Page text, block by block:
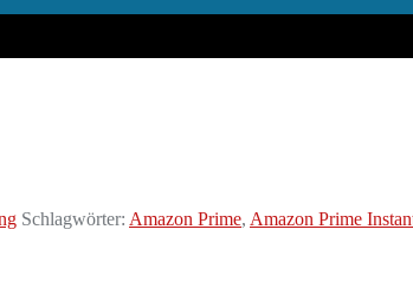
Schlagwörter: Amazon Prime, Amazon Prime